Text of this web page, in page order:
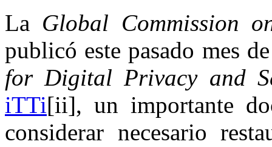
La Global Commission
publicó este pasado mes
for Digital Privacy and
iTTi[ii], un importante
considerar necesario